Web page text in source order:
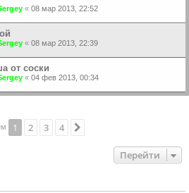
« 08 мар 2013, 22:52
« 08 мар 2013, 22:39
от соски
« 04 фев 2013, 00:34
1 2 3 4
Перейти